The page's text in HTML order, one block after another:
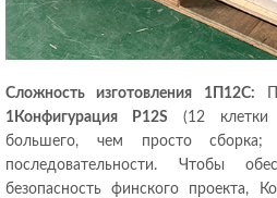
Сложность изготовления 1П12С:
1Конфигурация P12S (12 клетки
большего, чем просто сборка;
последовательности. Чтобы
безопасность финского проекта,